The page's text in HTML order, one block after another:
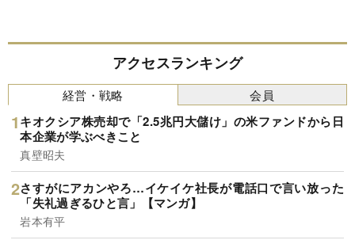
アクセスランキング
経営・戦略
キオクシア株売却で「2.5兆円大儲け」の米ファンドから日
本企業が学ぶべきこと
真壁昭夫
さすがにアカンやろ…イケイケ社長が電話口で言い放った
「失礼過ぎるひと言」【マンガ】
岩本有平
会員